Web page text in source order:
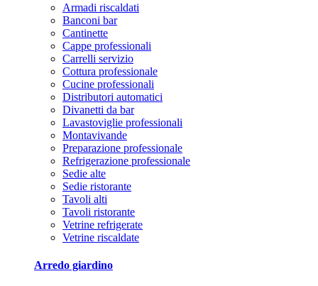
Armadi riscaldati
Banconi bar
Cantinette
Cappe professionali
Carrelli servizio
Cottura professionale
Cucine professionali
Distributori automatici
Divanetti da bar
Lavastoviglie professionali
Montavivande
Preparazione professionale
Refrigerazione professionale
Sedie alte
Sedie ristorante
Tavoli alti
Tavoli ristorante
Vetrine refrigerate
Vetrine riscaldate
Arredo giardino